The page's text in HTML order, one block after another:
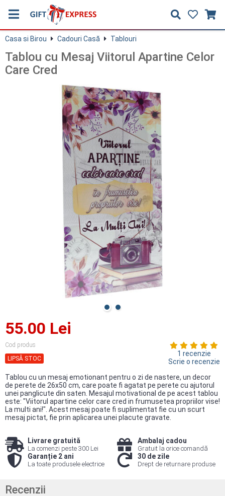
Casa si Birou Cadouri Casă Tablouri
Tablou cu Mesaj Viitorul Apartine Celor
Care Cred
55.00 Lei
Cod produs
LIPSĂ STOC
1 recenzie
Scrie o recenzie
Tablou cu un mesaj emotionant pentru o zi de nastere, un decor
de perete de 26x50 cm, care poate fi agatat pe perete cu ajutorul
unei panglicute din saten. Mesajul motivational de pe acest tablou
este: "Viitorul apartine celor care cred in frumusetea propriilor vise!
La multi ani!". Acest mesaj poate fi suplimentat fie cu un scurt
mesaj pictat, fie prin aplicarea unei placute gravate.
Livrare gratuită
La comenzi peste 300 Lei
Ambalaj cadou
Gratuit la orice comandă
Garanție 2 ani
La toate produsele electrice
30 de zile
Drept de returnare produse
Recenzii